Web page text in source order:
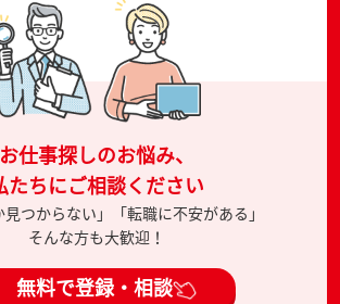
お仕事探しのお悩み、
たちにご相談ください
見つからない」「転職に不安がある」
そんな方も大歓迎！
無料で登録・相談